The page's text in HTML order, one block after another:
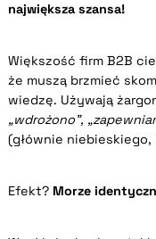
największa szansa!
Większość firm B2B
że muszą brzmieć
wiedzę. Używają
„wdrożono”,
(głównie
Efekt? Morze